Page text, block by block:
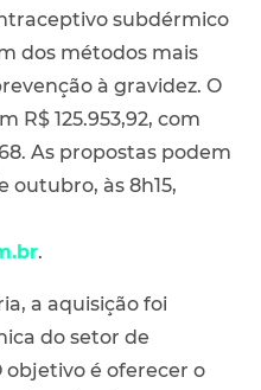
subdérmico
dos métodos mais
à gravidez. O
R$ 125.953,92, com
As propostas podem
outubro, às 8h15,
.
a aquisição foi
do setor de
é oferecer o